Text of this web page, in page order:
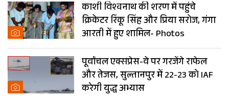
काशी विश्वनाथ की शरण में पहुंचे
क्रिकेटर रिंकू सिंह और प्रिया सरोज, गंगा
आरती में हुए शामिल- Photos
पूर्वांचल एक्सप्रेस-वे पर गरजेंगे राफेल
और तेजस, सुल्तानपुर में 22-23 को IAF
करेगी युद्ध अभ्यास